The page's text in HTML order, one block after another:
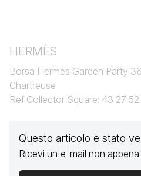
HERMÈS
Borsa Hermès Garden Party
Chartreuse
Ref Collector Square: 43 27 52
Questo articolo è stato
Ricevi un'e-mail non appena